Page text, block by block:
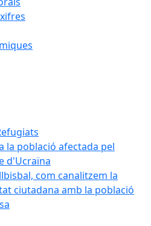
la població afectada pel
d'Ucraïna
com canalitzem la
ciutadana amb la població